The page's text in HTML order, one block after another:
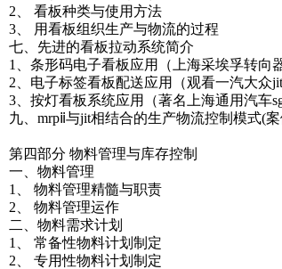
2、 看板种类与使用方法
3、 用看板组织生产与物流的过程
七、先进的看板拉动系统简介
1、条形码电子看板应用（上海采埃孚转向
2、电子标签看板配送应用（观看一汽大众
3、按灯看板系统应用（著名上海通用汽车
九、mrpⅱ与jit相结合的生产物流控制模式(
第四部分 物料管理与库存控制
一、物料管理
1、 物料管理精髓与职责
2、 物料管理运作
二、物料需求计划
1、 常备性物料计划制定
2、 专用性物料计划制定